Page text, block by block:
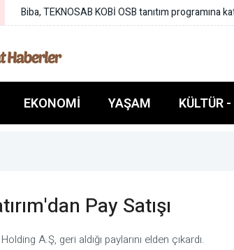
ORC araştırmasında Tokat Belediye Başkanı
EKONOMI YAŞAM KÜLTÜR
Pay Satışı
A.Ş, geri aldığı paylarını elden çıkardı.